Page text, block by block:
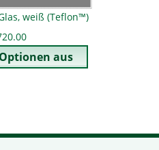
weiß (Teflon™)